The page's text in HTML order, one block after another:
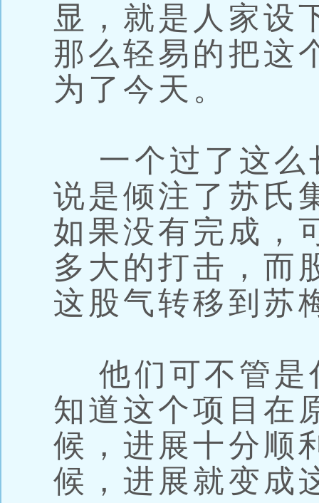
显，就是人家设
那么轻易的把这
为了今天。
一个过了这么
说是倾注了苏氏
如果没有完成，
多大的打击，而
这股气转移到苏
他们可不管是
知道这个项目在
候，进展十分顺
候，进展就变成